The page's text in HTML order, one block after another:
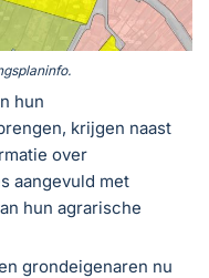
hun
krijgen naast
over
aangevuld met
hun agrarische
grondeigenaren nu